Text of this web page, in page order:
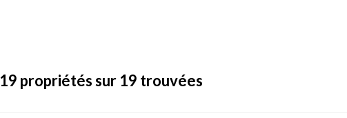
19 propriétés sur 19 trouvées